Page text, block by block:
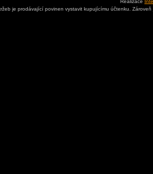
Realizace
je prodávající povinen vystavit kupujícímu účtenku.